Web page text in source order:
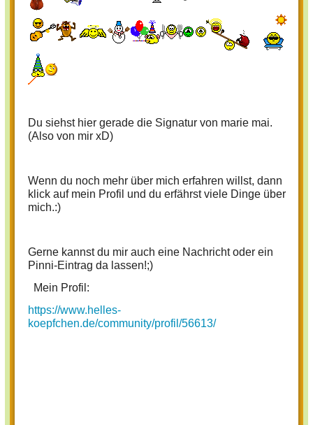
Du siehst hier gerade die Signatur von marie mai.
(Also von mir xD)
Wenn du noch mehr über mich erfahren willst, dann
klick auf mein Profil und du erfährst viele Dinge über
mich.:)
Gerne kannst du mir auch eine Nachricht oder ein
Pinni-Eintrag da lassen!;)
Mein Profil:
https://www.helles-
koepfchen.de/community/profil/56613/